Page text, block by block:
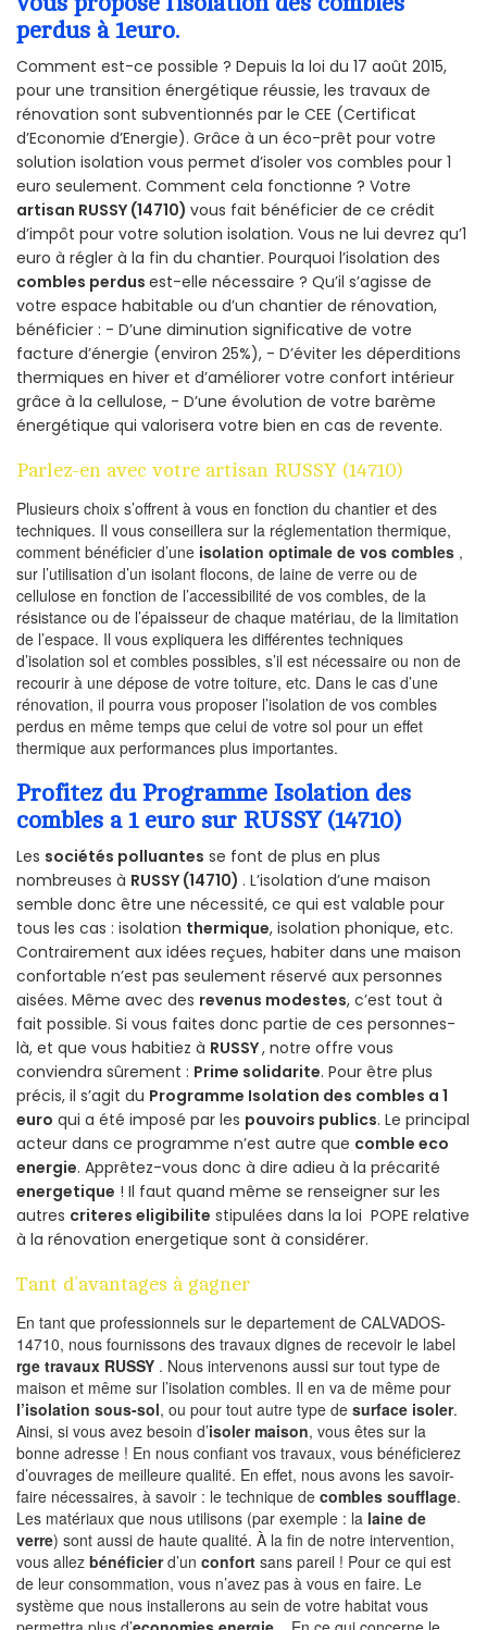
perdus à 1euro.
Comment est-ce possible ? Depuis la loi du 17 août 2015,
pour une transition énergétique réussie, les travaux de
rénovation sont subventionnés par le CEE (Certificat
d’Economie d’Energie). Grâce à un éco-prêt pour votre
solution isolation vous permet d’isoler vos combles pour 1
euro seulement. Comment cela fonctionne ? Votre
artisan RUSSY (14710) vous fait bénéficier de ce crédit
d’impôt pour votre solution isolation. Vous ne lui devrez qu’1
euro à régler à la fin du chantier. Pourquoi l’isolation des
combles perdus est-elle nécessaire ? Qu’il s’agisse de
votre espace habitable ou d’un chantier de rénovation,
bénéficier : - D’une diminution significative de votre
facture d’énergie (environ 25%), - D’éviter les déperditions
thermiques en hiver et d’améliorer votre confort intérieur
grâce à la cellulose, - D’une évolution de votre barème
énergétique qui valorisera votre bien en cas de revente.
Parlez-en avec votre artisan RUSSY (14710)
Plusieurs choix s’offrent à vous en fonction du chantier et des
techniques. Il vous conseillera sur la réglementation thermique,
comment bénéficier d’une isolation optimale de vos combles ,
sur l’utilisation d’un isolant flocons, de laine de verre ou de
cellulose en fonction de l’accessibilité de vos combles, de la
résistance ou de l’épaisseur de chaque matériau, de la limitation
de l’espace. Il vous expliquera les différentes techniques
d’isolation sol et combles possibles, s’il est nécessaire ou non de
recourir à une dépose de votre toiture, etc. Dans le cas d’une
rénovation, il pourra vous proposer l’isolation de vos combles
perdus en même temps que celui de votre sol pour un effet
thermique aux performances plus importantes.
Profitez du Programme Isolation des
combles a 1 euro sur RUSSY (14710)
Les sociétés polluantes se font de plus en plus
nombreuses à RUSSY (14710) . L’isolation d’une maison
semble donc être une nécessité, ce qui est valable pour
tous les cas : isolation thermique, isolation phonique, etc.
Contrairement aux idées reçues, habiter dans une maison
confortable n’est pas seulement réservé aux personnes
aisées. Même avec des revenus modestes, c’est tout à
fait possible. Si vous faites donc partie de ces personnes-
là, et que vous habitiez à RUSSY, notre offre vous
conviendra sûrement : Prime solidarite. Pour être plus
précis, il s’agit du Programme Isolation des combles a 1
euro qui a été imposé par les pouvoirs publics. Le principal
acteur dans ce programme n’est autre que comble eco
energie. Apprêtez-vous donc à dire adieu à la précarité
energetique ! Il faut quand même se renseigner sur les
autres criteres eligibilite stipulées dans la loi POPE relative
à la rénovation energetique sont à considérer.
Tant d’avantages à gagner
En tant que professionnels sur le departement de CALVADOS-
14710, nous fournissons des travaux dignes de recevoir le label
rge travaux RUSSY . Nous intervenons aussi sur tout type de
maison et même sur l’isolation combles. Il en va de même pour
l’isolation sous-sol, ou pour tout autre type de surface isoler.
Ainsi, si vous avez besoin d’isoler maison, vous êtes sur la
bonne adresse ! En nous confiant vos travaux, vous bénéficierez
d’ouvrages de meilleure qualité. En effet, nous avons les savoir-
faire nécessaires, à savoir : le technique de combles soufflage.
Les matériaux que nous utilisons (par exemple : la laine de
verre) sont aussi de haute qualité. À la fin de notre intervention,
vous allez bénéficierd’un confort sans pareil ! Pour ce qui est
de leur consommation, vous n’avez pas à vous en faire. Le
système que nous installerons au sein de votre habitat vous